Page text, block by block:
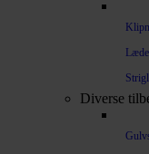
Diverse